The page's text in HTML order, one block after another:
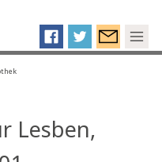
Lesben,